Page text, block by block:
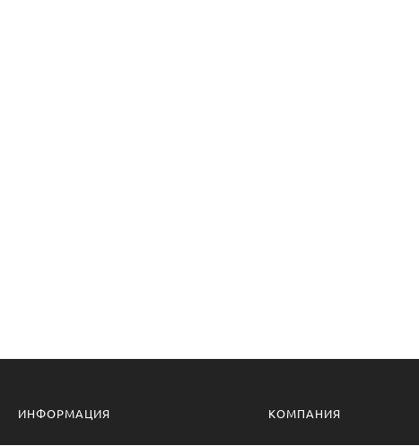
ИНФОРМАЦИЯ КОМПАНИЯ